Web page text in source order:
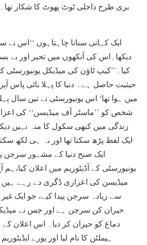
بری طرح داخلی ٹوٹ پھوٹ کا شکار
ایک کہانی سنانا چاہتاہوں ‘‘اس
دیکھا۔اس کی آنکھوں میں تحیر اور بے
کیا۔’’کیپ ٹاؤن کی میڈیکل یونیورسٹی
حیثیت حاصل ہے۔ دنیا کا پہلا بائی پاس
میں ہوا تھا‘ اس یونیورسٹی نے تین سال
شخص کو ’’ماسٹر آف میڈیسن‘‘ کی
زندگی میں کبھی سکول کا منہ نہیں
ایک صبح دنیا کے مشہور سرجن
یونیورسٹی کے آڈیٹوریم میں اعلان
میڈیسن کی اعزازی ڈگری دے رہے
سے زیادہ سرجن پیدا کیے، جو ایک
حیران کن سرجن ہے اور جس نے
دماغ کو حیران کر دیا۔ اس اعلان
ہیملٹن کا نام لیا اور پورے